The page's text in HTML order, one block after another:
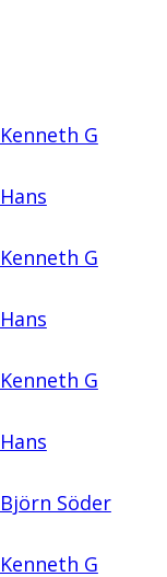
Kenneth G
Hans
Kenneth G
Hans
Kenneth G
Hans
Björn Söder
Kenneth G